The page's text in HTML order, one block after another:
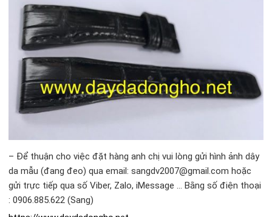
– Để thuận cho việc đặt hàng anh chị vui lòng gửi hình ảnh dây
da mẫu (đang đeo) qua email: sangdv2007@gmail.com hoặc
gửi trực tiếp qua số Viber, Zalo, iMessage … Bằng số điện thoại
: 0906.885.622 (Sang)